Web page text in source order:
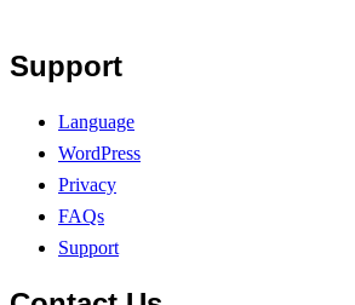
Support
Language
WordPress
Privacy
FAQs
Support